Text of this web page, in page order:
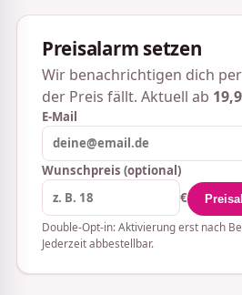
Preisalarm setzen
Wir benachrichtigen dich
der Preis fällt. Aktuell ab
E-Mail
Wunschpreis (optional)
€
Double-Opt-in: Aktivierung erst nach
Jederzeit abbestellbar.